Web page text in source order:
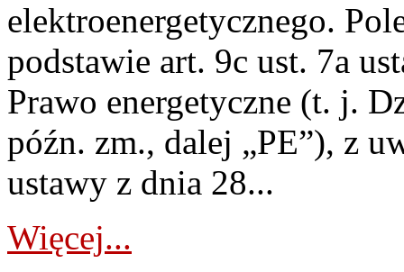
elektroenergetycznego.
podstawie art. 9c ust. 7a
Prawo energetyczne (t. j.
późn. zm., dalej „PE”), z
ustawy z dnia 28...
Więcej...